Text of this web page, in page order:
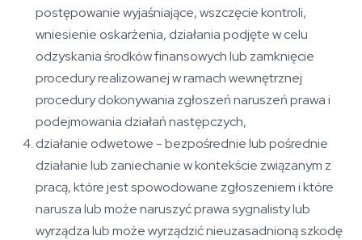
postępowanie wyjaśniające, wszczęcie kontroli,
wniesienie oskarżenia, działania podjęte w celu
odzyskania środków finansowych lub zamknięcie
procedury realizowanej w ramach wewnętrznej
procedury dokonywania zgłoszeń naruszeń prawa i
podejmowania działań następczych,
działanie odwetowe - bezpośrednie lub pośrednie
działanie lub zaniechanie w kontekście związanym z
pracą, które jest spowodowane zgłoszeniem i które
narusza lub może naruszyć prawa sygnalisty lub
wyrządza lub może wyrządzić nieuzasadnioną szkodę